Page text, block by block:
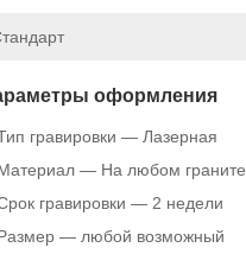
оформления
гравировки — Лазерная
— На любом граните
гравировки — 2 недели
— любой возможный